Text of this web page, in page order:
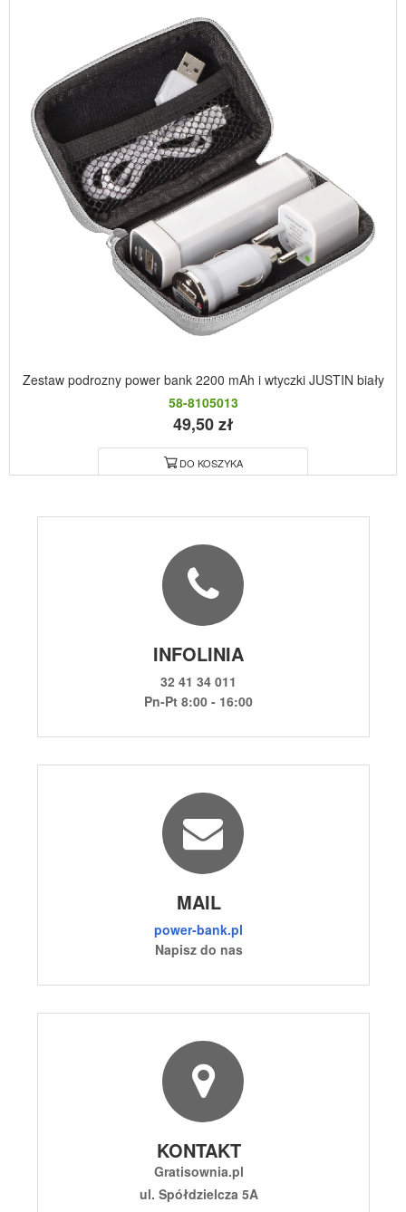
Zestaw podrozny power bank 2200 mAh i wtyczki JUSTIN biały
58-8105013
49,50 zł
DO KOSZYKA
INFOLINIA
32 41 34 011
Pn-Pt 8:00 - 16:00
MAIL
power-bank.pl
Napisz do nas
KONTAKT
Gratisownia.pl
ul. Spółdzielcza 5A